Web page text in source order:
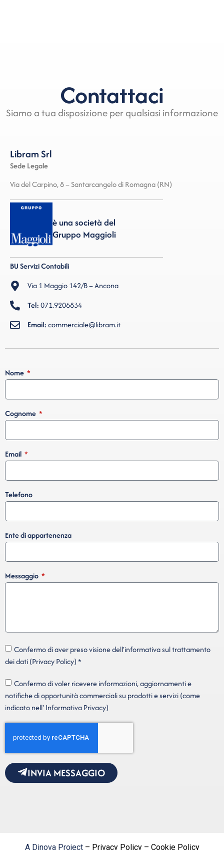
Contattaci
Siamo a tua disposizione per qualsiasi informazione
Libram Srl
Sede Legale
Via del Carpino, 8 – Santarcangelo di Romagna (RN)
è una società del
Gruppo Maggioli
BU Servizi Contabili
Via 1 Maggio 142/B – Ancona
Tel:071.9206834
Email:commerciale@libram.it
Nome
Cognome
Email
Telefono
Ente di appartenenza
Messaggio
Confermo di aver preso visione dell'informativa sul trattamento
dei dati (Privacy Policy) *
Confermo di voler ricevere informazioni, aggiornamenti e
notifiche di opportunità commerciali su prodotti e servizi (come
indicato nell' Informativa Privacy)
INVIA MESSAGGIO
A Dinova Project– Privacy Policy – Cookie Policy